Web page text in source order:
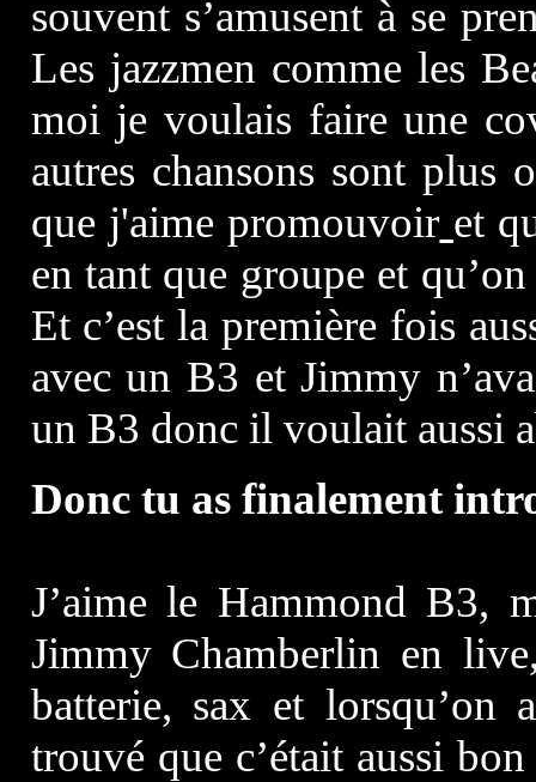
souvent s’amusent à se
Les jazzmen comme les
moi je voulais faire une
autres chansons sont plus
que j'aime promouvoir et
en tant que groupe et
Et c’est la première fois
avec un B3 et Jimmy
un B3 donc il voulait aussi
Donc tu as finalement
J’aime le Hammond B3,
Jimmy Chamberlin en
batterie, sax et lorsqu’on
trouvé que c’était aussi